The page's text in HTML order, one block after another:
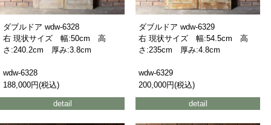
ダブルドア wdw-6328
右 現状サイズ 幅:50cm 高
さ:240.2cm 厚み:3.8cm
wdw-6328
188,000円(税込)
detail
ダブルドア wdw-6329
右 現状サイズ 幅:54.5cm 高
さ:235cm 厚み:4.8cm
wdw-6329
200,000円(税込)
detail